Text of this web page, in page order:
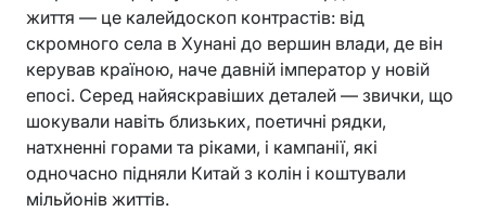
життя — це калейдоскоп контрастів: від
скромного села в Хунані до вершин влади, де він
керував країною, наче давній імператор у новій
епосі. Серед найяскравіших деталей — звички, що
шокували навіть близьких, поетичні рядки,
натхненні горами та ріками, і кампанії, які
одночасно підняли Китай з колін і коштували
мільйонів життів.